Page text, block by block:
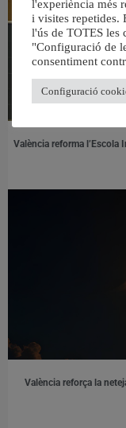
València reforma l’Escola
València reforça la
l'experiència més
i visites repetides.
l'ús de TOTES les
"Configuració de
consentiment
Configuració